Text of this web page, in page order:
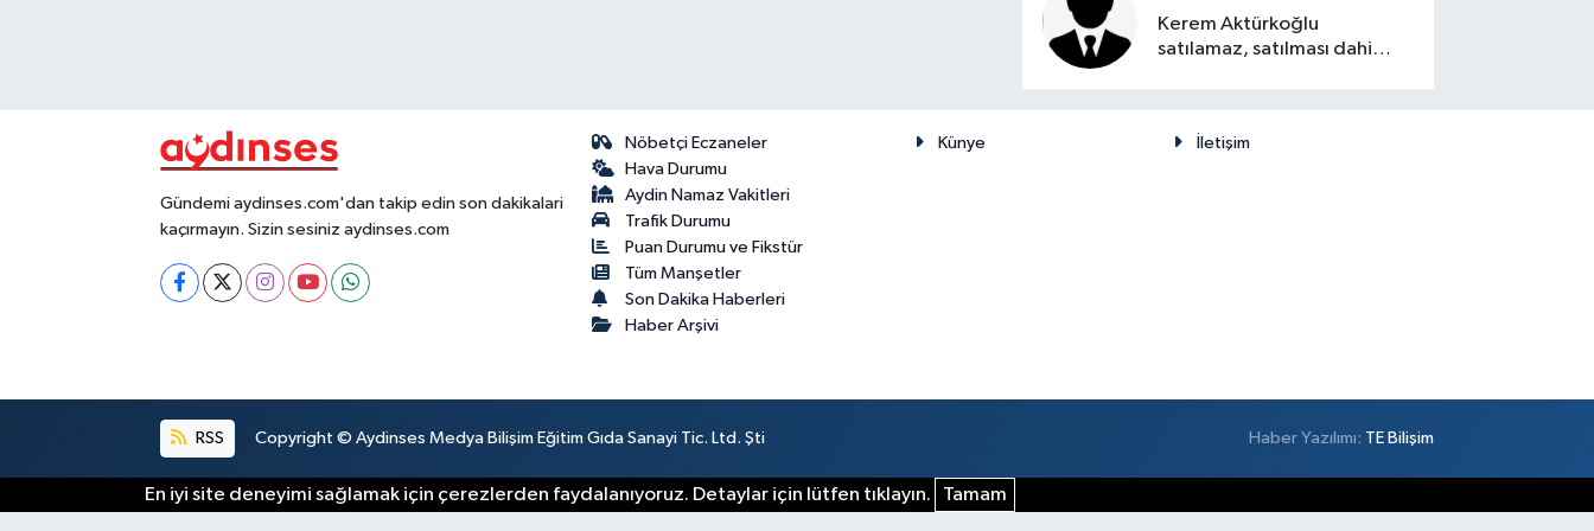
Kerem Aktürkoğlu
satılamaz, satılması dahi
Gündemi aydinses.com'dan takip edin son dakikalari
kaçırmayın. Sizin sesiniz aydinses.com
Nöbetçi Eczaneler
Hava Durumu
Aydin Namaz Vakitleri
Trafik Durumu
Puan Durumu ve Fikstür
Tüm Manşetler
Son Dakika Haberleri
Haber Arşivi
Künye İletişim
RSS Copyright © Aydinses Medya Bilişim Eğitim Gıda Sanayi Tic. Ltd. Şti Haber Yazılımı: TE Bilişim
En iyi site deneyimi sağlamak için çerezlerden faydalanıyoruz. Detaylar için lütfen tıklayın. Tamam